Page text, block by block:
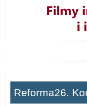
Reforma26.